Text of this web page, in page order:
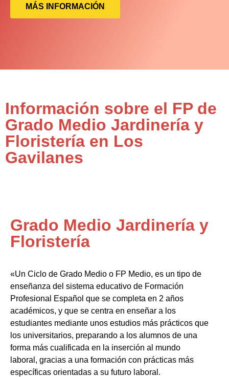
MÁS INFORMACIÓN
Información sobre el FP de
Grado Medio Jardinería y
Floristería en Los
Gavilanes
Grado Medio Jardinería y
Floristería
«Un Ciclo de Grado Medio o FP Medio, es un tipo de
enseñanza del sistema educativo de Formación
Profesional Español que se completa en 2 años
académicos, y que se centra en enseñar a los
estudiantes mediante unos estudios más prácticos que
los universitarios, preparando a los alumnos de una
forma más cualificada en la inserción al mundo
laboral, gracias a una formación con prácticas más
específicas orientadas a su futuro laboral.